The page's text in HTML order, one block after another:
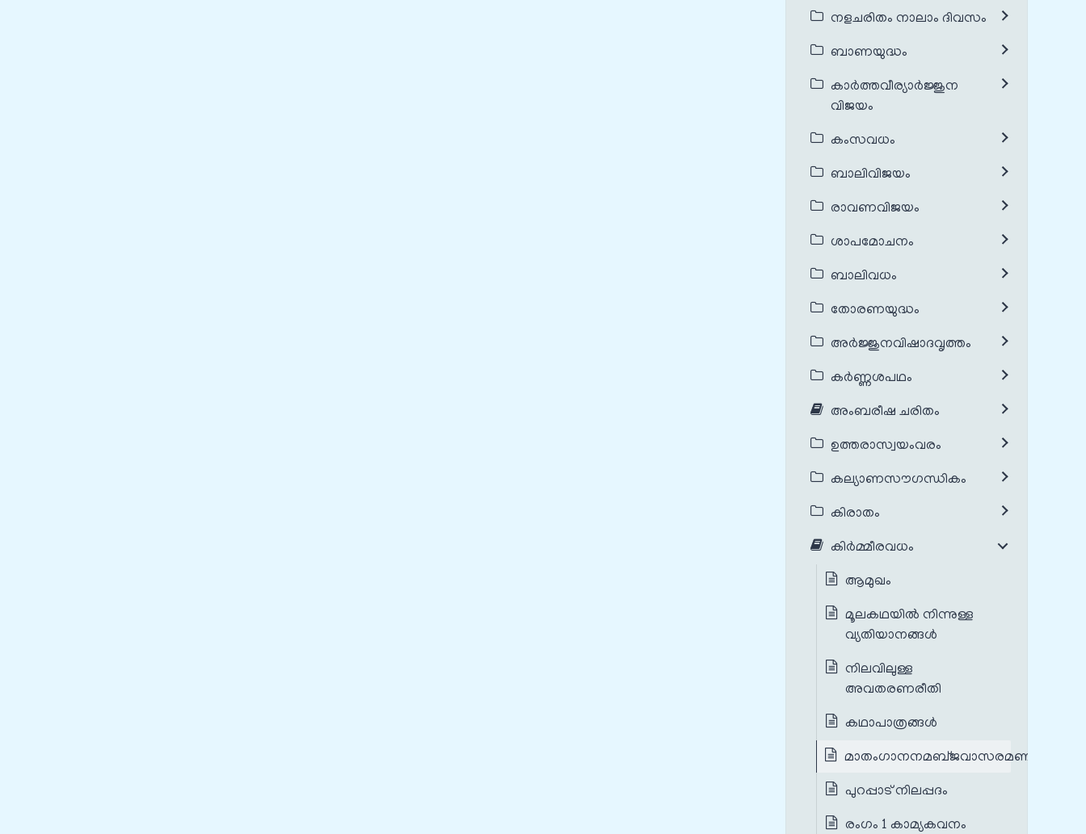
നളചരിതം നാലാം ദിവസം
ബാണയുദ്ധം
കാർത്തവീര്യാർജ്ജുന
വിജയം
കംസവധം
ബാലിവിജയം
രാവണവിജയം
ശാപമോചനം
ബാലിവധം
തോരണയുദ്ധം
അർജ്ജുനവിഷാദവൃത്തം
കർണ്ണശപഥം
അംബരീഷ ചരിതം
ഉത്തരാസ്വയംവരം
കല്യാണസൗഗന്ധികം
കിരാതം
കിർമ്മീരവധം
ആമുഖം
മൂലകഥയില്‍ നിന്നുള്ള
വ്യതിയാനങ്ങള്‍
നിലവിലുള്ള
അവതരണരീതി
കഥാപാത്രങ്ങൾ
മാതംഗാനനമബ്‌ജവാസരമണീം
പുറപ്പാട് നിലപ്പദം
രംഗം 1 കാമ്യകവനം